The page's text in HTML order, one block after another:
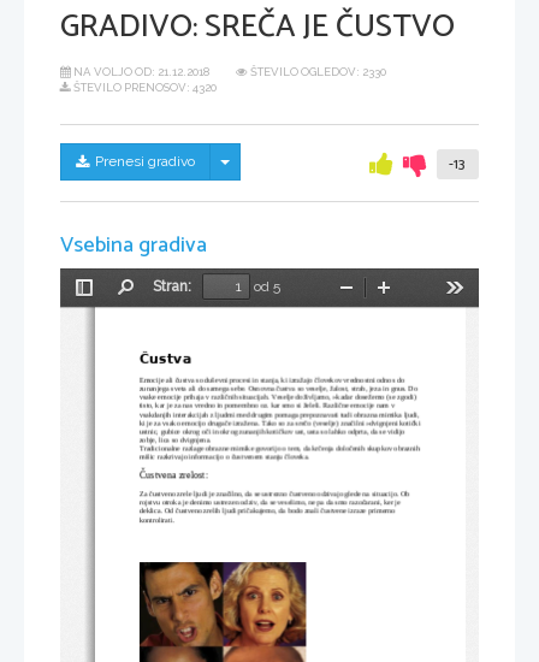
GRADIVO:SREČA JE ČUSTVO
NA VOLJO OD: 21.12.2018
ŠTEVILO OGLEDOV: 2330
ŠTEVILO PRENOSOV: 4320
Prenesi gradivo Skrij/prikaži meni -13
Vsebina gradiva
Preklopi
Stran:
od 5
Pomanjšaj
Čustva
Emocije ali čustva so duševni procesi in stanja, ki izražajo človekov vrednostni odnos do
zunanjega sveta ali do samega sebe. Osnovna čustva so veselje, žalost, strah, jeza in gnus. Do
vsake emocije prihaja v različnih situacijah. Veselje doživljamo, »kadar dosežemo (se zgodi)
tisto, kar je za nas vredno in pomembno oz. kar smo si želeli. Različne emocije nam v
vsakdanjih interakcijah z ljudmi med drugim pomaga prepoznavati tudi obrazna mimika ljudi,
ki je za vsako emocijo drugače izražena. Tako so za srečo (veselje) značilni »dvignjeni kotički
ustnic, gubice okrog oči in okrog zunanjih kotičkov ust, usta so lahko odprta, da se vidijo
zobje, lica so dvignjena.
Tradicionalne razlage obrazne mimike govorijo o tem, da krčenja določenih skupkov obraznih
mišic razkrivajo informacijo o čustvenem stanju človeka.
Čustvena zrelost:
Za čustveno zrele ljudi je značilno, da se ustrezno čustveno odzivajo glede na situacijo. Ob
rojstvu otroka je denimo ustrezen odziv, da se veselimo, ne pa da smo razočarani, ker je
deklica. Od čustveno zrelih ljudi pričakujemo, da bodo znali čustvene izraze primerno
kontrolirati.